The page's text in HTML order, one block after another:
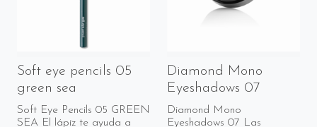
Soft eye pencils 05
green sea
Soft Eye Pencils 05 GREEN
SEA El lápiz te ayuda a
Diamond Mono
Eyeshadows 07
Diamond Mono
Eyeshadows 07 Las